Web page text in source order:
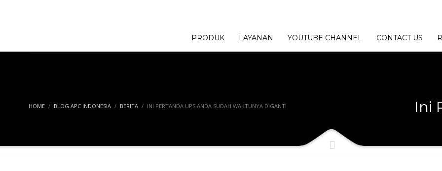
PRODUK LAYANAN YOUTUBE CHANNEL CONTACT US
HOME BLOG APC INDONESIA BERITA INI PERTANDA UPS ANDA SUDAH WAKTUNYA DIGANTI Ini